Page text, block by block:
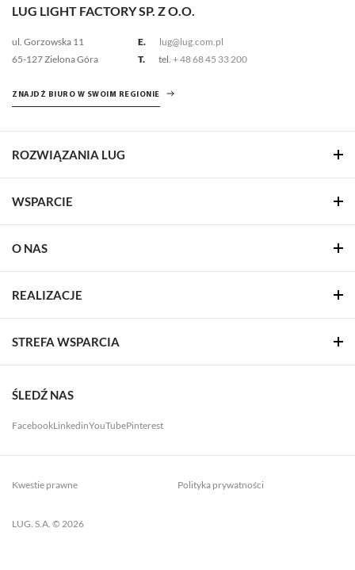
LUG LIGHT FACTORY SP. Z O.O.
ul. Gorzowska 11
65-127 Zielona Góra
E.
lug@lug.com.pl
T.
tel. + 48 68 45 33 200
ZNAJDŹ BIURO W SWOIM REGIONIE
ROZWIĄZANIA LUG
WSPARCIE
O NAS
REALIZACJE
STREFA WSPARCIA
ŚLEDŹ NAS
FacebookLinkedinYouTubePinterest
LUG. S.A. © 2026
Kwestie prawne Polityka prywatności